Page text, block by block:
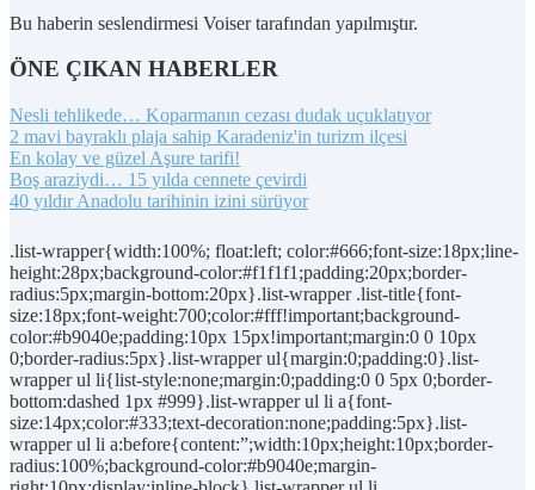
Bu haberin seslendirmesi Voiser tarafından yapılmıştır.
ÖNE ÇIKAN HABERLER
Nesli tehlikede… Koparmanın cezası dudak uçuklatıyor
2 mavi bayraklı plaja sahip Karadeniz'in turizm ilçesi
En kolay ve güzel Aşure tarifi!
Boş araziydi… 15 yılda cennete çevirdi
40 yıldır Anadolu tarihinin izini sürüyor
.list-wrapper{width:100%; float:left; color:#666;font-size:18px;line-
height:28px;background-color:#f1f1f1;padding:20px;border-
radius:5px;margin-bottom:20px}.list-wrapper .list-title{font-
size:18px;font-weight:700;color:#fff!important;background-
color:#b9040e;padding:10px 15px!important;margin:0 0 10px
0;border-radius:5px}.list-wrapper ul{margin:0;padding:0}.list-
wrapper ul li{list-style:none;margin:0;padding:0 0 5px 0;border-
bottom:dashed 1px #999}.list-wrapper ul li a{font-
size:14px;color:#333;text-decoration:none;padding:5px}.list-
wrapper ul li a:before{content:”;width:10px;height:10px;border-
radius:100%;background-color:#b9040e;margin-